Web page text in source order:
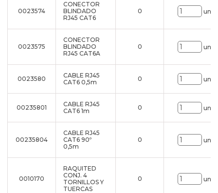
0023574
CONECTOR
BLINDADO
RJ45 CAT6
0 uni.
0023575
CONECTOR
BLINDADO
RJ45 CAT6A
0 uni.
0023580
CABLE RJ45
CAT6 0,5m
0 uni.
00235801
CABLE RJ45
CAT6 1m
0 uni.
00235804
CABLE RJ45
CAT6 90º
0,5m
0 uni.
0010170
RAQUITED
CONJ. 4
TORNILLOS Y
TUERCAS
0 uni.